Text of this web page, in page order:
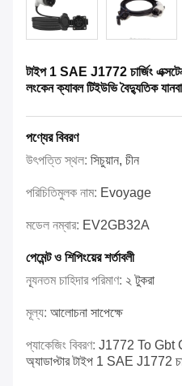
টাইপ 1 SAE J1772 চার্জিং
লংকেন ক্যাবল টিইউভি বৈদ্যুতিক
পণ্যের বিবরণ
উৎপত্তি স্থল: সিচুয়ান, চীন
পরিচিতিমুলক নাম: Evoyage
মডেল নম্বার: EV2GB32A
পেমেন্ট ও শিপিংয়ের শর্তাবলী
ন্যূনতম চাহিদার পরিমাণ: ২ টুকরা
মূল্য: আলোচনা সাপেক্ষে
প্যাকেজিং বিবরণ: J1772 To Gbt
অ্যাডাপ্টার টাইপ 1 SAE J1772